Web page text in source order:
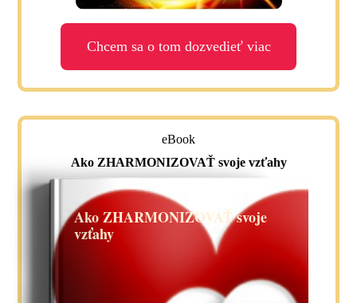
Chcem sa o tom dozvedieť viac
eBook
Ako ZHARMONIZOVAŤ svoje vzťahy
Ako ZHARMONIZOVAŤ svoje
vzťahy